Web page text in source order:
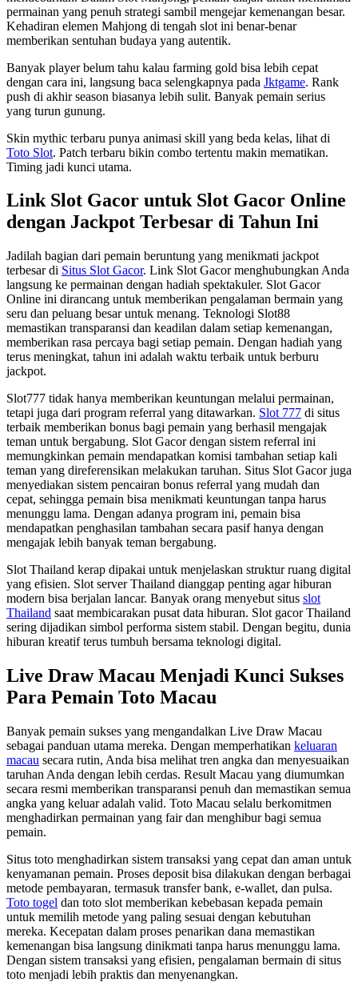
permainan yang penuh strategi sambil mengejar kemenangan besar.
Kehadiran elemen Mahjong di tengah slot ini benar-benar
memberikan sentuhan budaya yang autentik.
Banyak player belum tahu kalau farming gold bisa lebih cepat
dengan cara ini, langsung baca selengkapnya pada Jktgame. Rank
push di akhir season biasanya lebih sulit. Banyak pemain serius
yang turun gunung.
Skin mythic terbaru punya animasi skill yang beda kelas, lihat di
Toto Slot. Patch terbaru bikin combo tertentu makin mematikan.
Timing jadi kunci utama.
Link Slot Gacor untuk Slot Gacor Online
dengan Jackpot Terbesar di Tahun Ini
Jadilah bagian dari pemain beruntung yang menikmati jackpot
terbesar di Situs Slot Gacor. Link Slot Gacor menghubungkan Anda
langsung ke permainan dengan hadiah spektakuler. Slot Gacor
Online ini dirancang untuk memberikan pengalaman bermain yang
seru dan peluang besar untuk menang. Teknologi Slot88
memastikan transparansi dan keadilan dalam setiap kemenangan,
memberikan rasa percaya bagi setiap pemain. Dengan hadiah yang
terus meningkat, tahun ini adalah waktu terbaik untuk berburu
jackpot.
Slot777 tidak hanya memberikan keuntungan melalui permainan,
tetapi juga dari program referral yang ditawarkan. Slot 777 di situs
terbaik memberikan bonus bagi pemain yang berhasil mengajak
teman untuk bergabung. Slot Gacor dengan sistem referral ini
memungkinkan pemain mendapatkan komisi tambahan setiap kali
teman yang direferensikan melakukan taruhan. Situs Slot Gacor juga
menyediakan sistem pencairan bonus referral yang mudah dan
cepat, sehingga pemain bisa menikmati keuntungan tanpa harus
menunggu lama. Dengan adanya program ini, pemain bisa
mendapatkan penghasilan tambahan secara pasif hanya dengan
mengajak lebih banyak teman bergabung.
Slot Thailand kerap dipakai untuk menjelaskan struktur ruang digital
yang efisien. Slot server Thailand dianggap penting agar hiburan
modern bisa berjalan lancar. Banyak orang menyebut situs slot
Thailand saat membicarakan pusat data hiburan. Slot gacor Thailand
sering dijadikan simbol performa sistem stabil. Dengan begitu, dunia
hiburan kreatif terus tumbuh bersama teknologi digital.
Live Draw Macau Menjadi Kunci Sukses
Para Pemain Toto Macau
Banyak pemain sukses yang mengandalkan Live Draw Macau
sebagai panduan utama mereka. Dengan memperhatikan keluaran
macau secara rutin, Anda bisa melihat tren angka dan menyesuaikan
taruhan Anda dengan lebih cerdas. Result Macau yang diumumkan
secara resmi memberikan transparansi penuh dan memastikan semua
angka yang keluar adalah valid. Toto Macau selalu berkomitmen
menghadirkan permainan yang fair dan menghibur bagi semua
pemain.
Situs toto menghadirkan sistem transaksi yang cepat dan aman untuk
kenyamanan pemain. Proses deposit bisa dilakukan dengan berbagai
metode pembayaran, termasuk transfer bank, e-wallet, dan pulsa.
Toto togel dan toto slot memberikan kebebasan kepada pemain
untuk memilih metode yang paling sesuai dengan kebutuhan
mereka. Kecepatan dalam proses penarikan dana memastikan
kemenangan bisa langsung dinikmati tanpa harus menunggu lama.
Dengan sistem transaksi yang efisien, pengalaman bermain di situs
toto menjadi lebih praktis dan menyenangkan.